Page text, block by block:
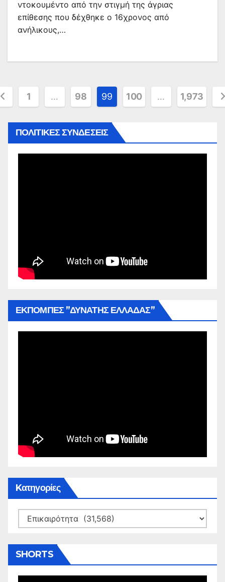
ντοκουμέντο από την στιγμή της άγριας
επίθεσης που δέχθηκε ο 16χρονος από
ανήλικους,…
1 … 98 99 100 … 1,973
ΠΟΛΙΤΙΚΕΣ ΣΥΝΔΕΣΕΙΣ
ΕΚΠΟΜΠΕΣ ”ΔΥΝΑΤΗΣ ΕΛΛΑΔΑΣ”
Kατηγορίες
Kατηγορίες
SHORTS